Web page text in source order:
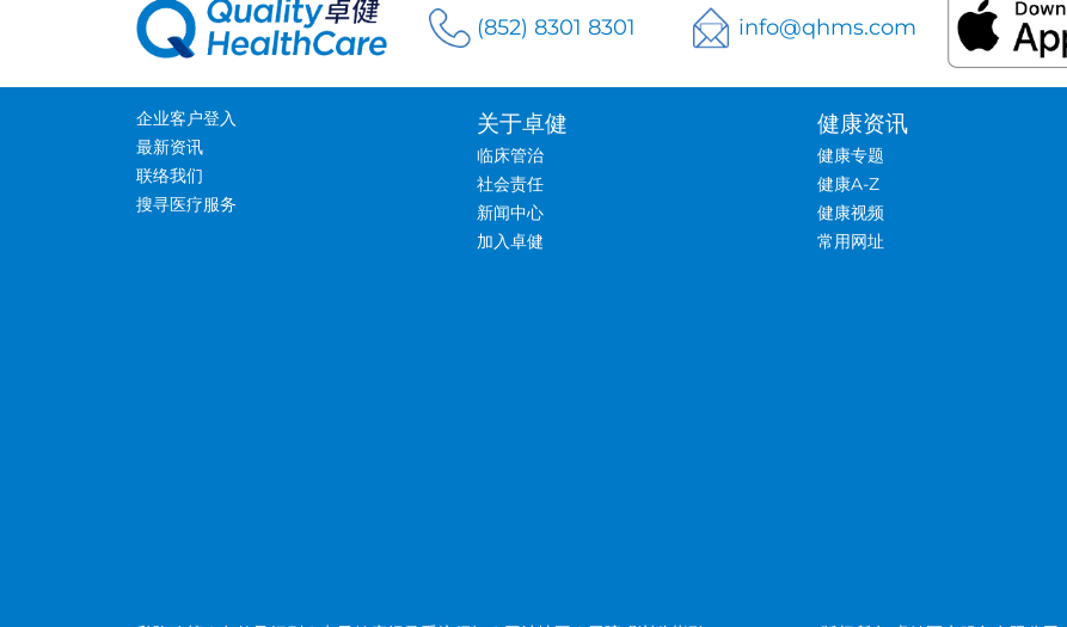
(852) 8301 8301 info@qhms.com
企业客户登入
最新资讯
联络我们
搜寻医疗服务
关于卓健
临床管治
社会责任
新闻中心
加入卓健
健康资讯
健康专题
健康A-Z
健康视频
常用网址